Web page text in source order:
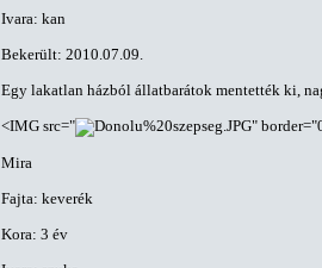
Ivara: kan
Bekerült: 2010.07.09.
Egy lakatlan házból állatbarátok mentették ki,
<IMG src=" "
Mira
Fajta: keverék
Kora: 3 év